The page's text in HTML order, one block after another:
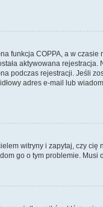
funkcja COPPA, a w czasie
aktywowana rejestracja.
podczas rejestracji. Jeśli
adres e-mail lub
witryny i zapytaj, czy
go o tym problemie. Musi